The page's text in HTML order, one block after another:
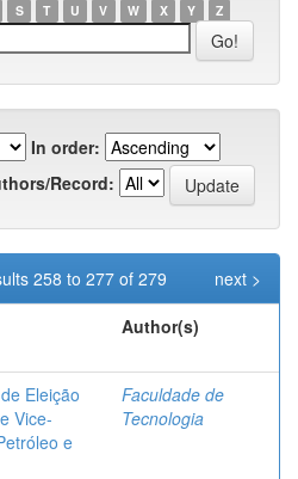
S T U V W X Y Z
In order:
Record:
258 to 277 of 279
next >
Author(s)
Eleição
Vice-
e
Faculdade de
Tecnologia